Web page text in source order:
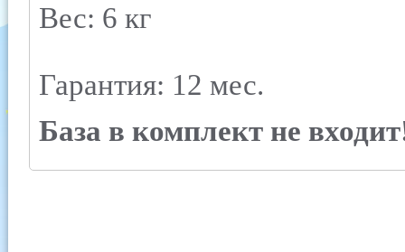
Вес: 6 кг
Гарантия: 12 мес.
База в комплект не